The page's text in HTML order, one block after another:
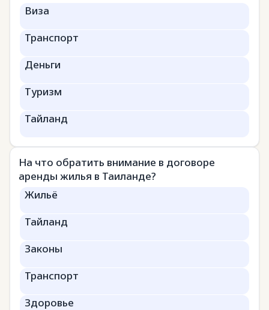
Виза
Транспорт
Деньги
Туризм
Тайланд
На что обратить внимание в договоре
аренды жилья в Таиланде?
Жильё
Тайланд
Законы
Транспорт
Здоровье